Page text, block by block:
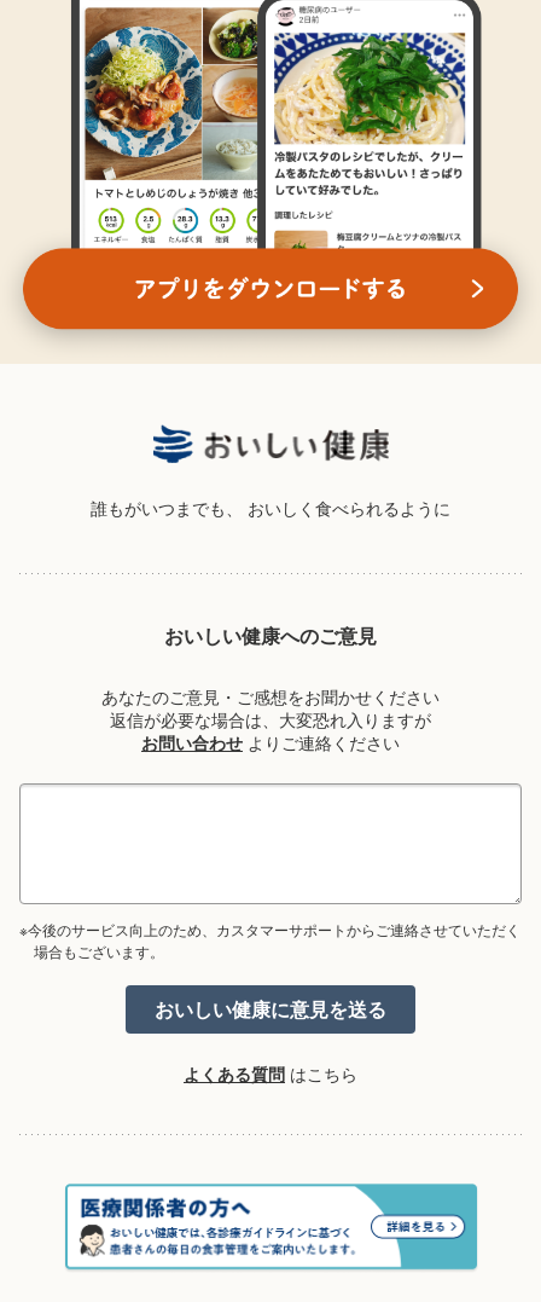
誰もがいつまでも、 おいしく食べられるように
おいしい健康へのご意見
あなたのご意見・ご感想をお聞かせください
返信が必要な場合は、大変恐れ入りますが
お問い合わせ よりご連絡ください
※今後のサービス向上のため、カスタマーサポートからご連絡させていただく
場合もございます。
よくある質問 はこちら